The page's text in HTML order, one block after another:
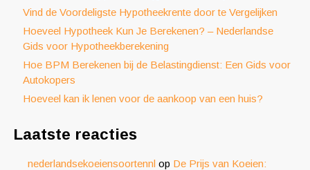
Vind de Voordeligste Hypotheekrente door te Vergelijken
Hoeveel Hypotheek Kun Je Berekenen? – Nederlandse
Gids voor Hypotheekberekening
Hoe BPM Berekenen bij de Belastingdienst: Een Gids voor
Autokopers
Hoeveel kan ik lenen voor de aankoop van een huis?
Laatste reacties
nederlandsekoeiensoortennl op De Prijs van Koeien: